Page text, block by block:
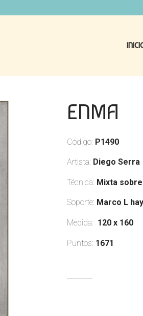
ENMA
Código: P1490
Artista: Diego Serra
Técnica: Mixta
Soporte: Marco L
Medida: 120 x 160
Puntos: 1671